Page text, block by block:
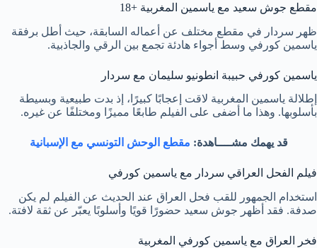
مقطع جوش سعيد مع ياسمين المغربية +18
ظهر سردار في مقطع مختلف عن أعماله السابقة، حيث أطل برفقة
ياسمين كورفي وسط أجواء هادئة تجمع بين الرقي والجاذبية.
ياسمين كورفي حبيبة انطونيو سليمان مع سردار
إطلالة ياسمين المغربية لاقت إعجابًا كبيرًا، إذ بدت طبيعية وبسيطة
بأسلوبها. وهذا ما أضفى على الفيلم طابعًا مميزًا ومختلفًا عن غيره.
قد يهمك مشــــاهدة: مقطع الوحش التونسي مع الإسبانية
فيلم الفحل العراقي سردار مع ياسمين كورفي
استخدام الجمهور للقب فحل العراق عند الحديث عن الفيلم لم يكن
صدفة. فقد أظهر جوش سعيد حضورًا قويًا وأسلوبًا يعبّر عن ثقة لافتة.
فخر العراق مع ياسمين كورفي المغربية